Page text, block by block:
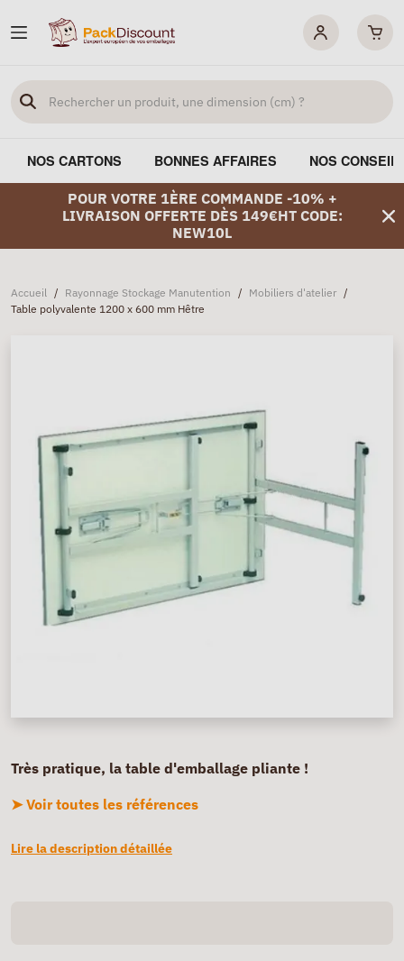
NOS CARTONS BONNES AFFAIRES NOS
POUR VOTRE 1ÈRE COMMANDE -10% +
LIVRAISON OFFERTE DÈS 149€HT CODE:
NEW10L
Accueil / Rayonnage Stockage Manutention / Mobiliers d'atelier /
Table polyvalente 1200 x 600 mm Hêtre
Très pratique, la table d'emballage pliante !
➤ Voir toutes les références
Lire la description détaillée